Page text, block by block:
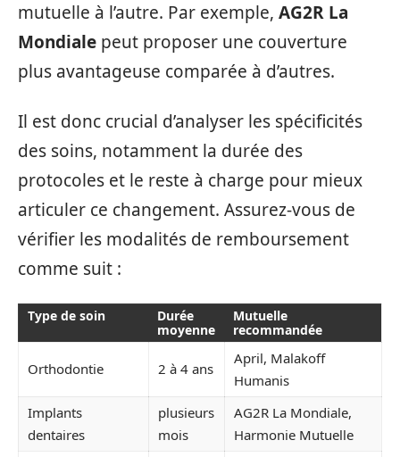
mutuelle à l’autre. Par exemple, AG2R La
Mondiale peut proposer une couverture
plus avantageuse comparée à d’autres.
Il est donc crucial d’analyser les spécificités
des soins, notamment la durée des
protocoles et le reste à charge pour mieux
articuler ce changement. Assurez-vous de
vérifier les modalités de remboursement
comme suit :
Type de soin
Durée
moyenne
Mutuelle
recommandée
Orthodontie 2 à 4 ans
April, Malakoff
Humanis
Implants
dentaires
plusieurs
mois
AG2R La Mondiale,
Harmonie Mutuelle